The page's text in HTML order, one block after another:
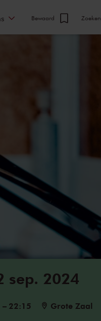
Bewaard Zoeken
sep. 2024
– 22:15 Grote Zaal